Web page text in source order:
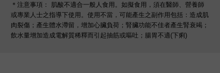
＊注意事項： 肌酸不適合一般人食用。如擬食用，須在醫師、營養師
或專業人士之指導下使用。使用不當，可能產生之副作用包括：造成肌
肉裂傷；產生體水滯留，增加心臟負荷；腎臟功能不佳者產生腎衰竭；
飲水量增加造成電解質稀釋而引起抽筋或嘔吐；腸胃不適(下痢)